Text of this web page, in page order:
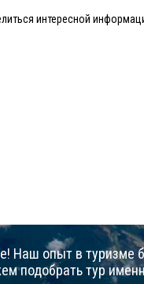
интересной
Наш опыт в туризме
подобрать тур